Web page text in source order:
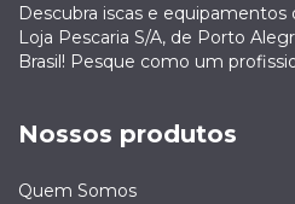
Descubra iscas e equipamentos
Loja Pescaria S/A, de Porto
Brasil! Pesque como um
Nossos produtos
Quem Somos